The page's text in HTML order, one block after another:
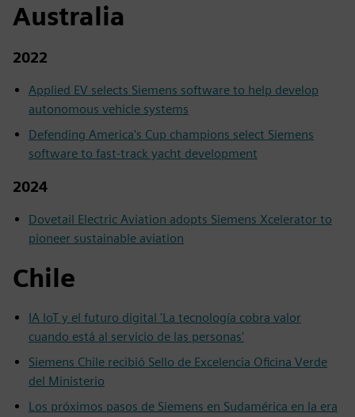
Australia
2022
Applied EV selects Siemens software to help develop
autonomous vehicle systems
Defending America's Cup champions select Siemens
software to fast-track yacht development
2024
Dovetail Electric Aviation adopts Siemens Xcelerator to
pioneer sustainable aviation
Chile
IA IoT y el futuro digital 'La tecnología cobra valor
cuando está al servicio de las personas'
Siemens Chile recibió Sello de Excelencia Oficina Verde
del Ministerio
Los próximos pasos de Siemens en Sudamérica en la era